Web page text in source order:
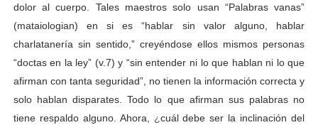
dolor al cuerpo. Tales maestros solo usan “Palabras vanas”
(mataiologian) en si es “hablar sin valor alguno, hablar
charlatanería sin sentido,” creyéndose ellos mismos personas
“doctas en la ley” (v.7) y “sin entender ni lo que hablan ni lo que
afirman con tanta seguridad”, no tienen la información correcta y
solo hablan disparates. Todo lo que afirman sus palabras no
tiene respaldo alguno. Ahora, ¿cuál debe ser la inclinación del